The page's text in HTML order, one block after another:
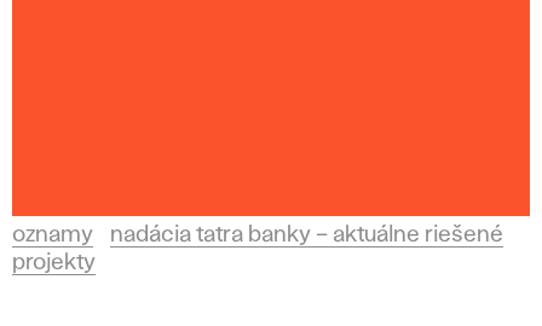
oznamy
nadácia tatra banky – aktuálne riešené
projekty